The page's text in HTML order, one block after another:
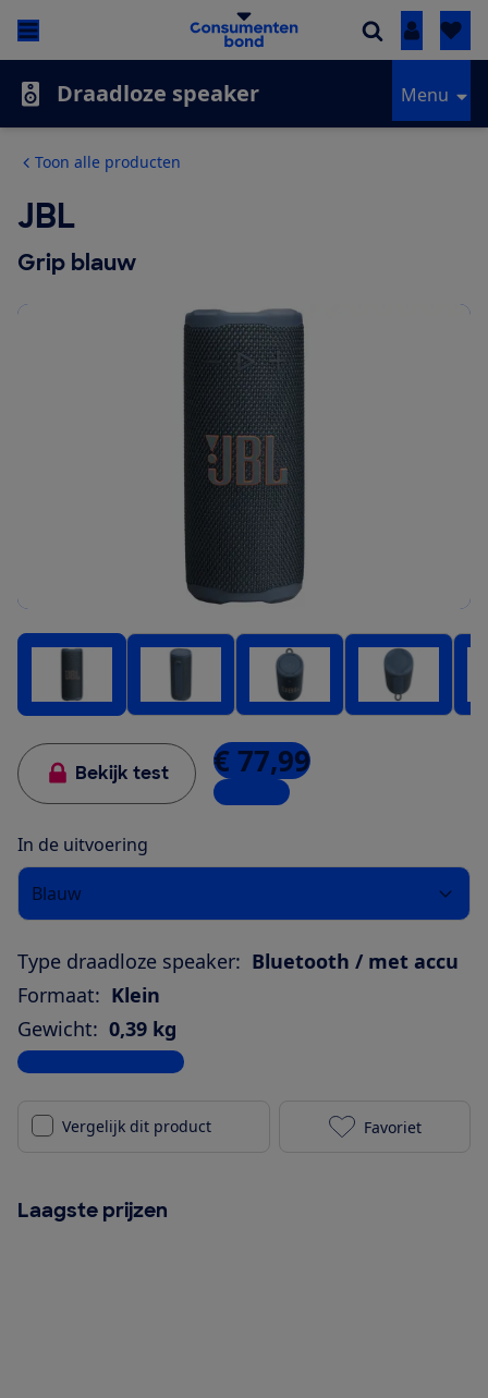
Inloggen
Draadloze speaker Menu
Toon alle producten
JBL
Grip blauw
Bekijk test € 77,99
8 winkels
In de uitvoering
Blauw
Type draadloze speaker: Bluetooth / met accu
Formaat: Klein
Gewicht: 0,39 kg
Bekijk alle specificaties
Vergelijk dit product JBL Grip
Favoriet
Laagste prijzen